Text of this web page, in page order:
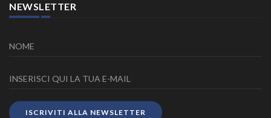
NEWSLETTER
ISCRIVITI ALLA NEWSLETTER